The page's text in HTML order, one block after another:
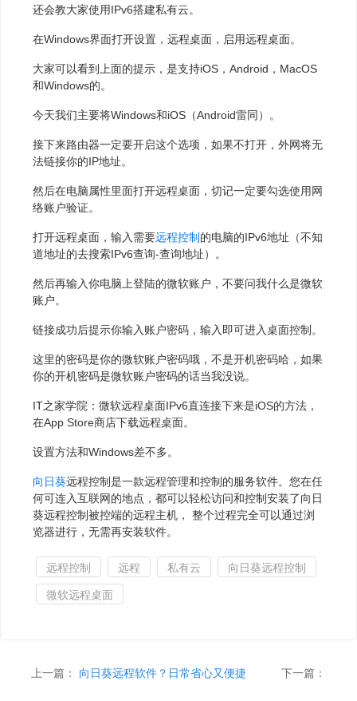
还会教大家使用IPv6搭建私有云。
在Windows界面打开设置，远程桌面，启用远程桌面。
大家可以看到上面的提示，是支持iOS，Android，MacOS
和Windows的。
今天我们主要将Windows和iOS（Android雷同）。
接下来路由器一定要开启这个选项，如果不打开，外网将无
法链接你的IP地址。
然后在电脑属性里面打开远程桌面，切记一定要勾选使用网
络账户验证。
打开远程桌面，输入需要远程控制 的电脑的IPv6地址（不知
道地址的去搜索IPv6查询-查询地址）。
然后再输入你电脑上登陆的微软账户，不要问我什么是微软
账户。
链接成功后提示你输入账户密码，输入即可进入桌面控制。
这里的密码是你的微软账户密码哦，不是开机密码哈，如果
你的开机密码是微软账户密码的话当我没说。
IT之家学院：微软远程桌面IPv6直连接下来是iOS的方法，
在App Store商店下载远程桌面。
设置方法和Windows差不多。
向日葵远程控制是一款远程管理和控制的服务软件。您在任
何可连入互联网的地点，都可以轻松访问和控制安装了向日
葵远程控制被控端的远程主机， 整个过程完全可以通过浏
览器进行，无需再安装软件。
远程控制 远程 私有云 向日葵远程控制
微软远程桌面
上一篇： 向日葵远程软件？日常省心又便捷 下一篇：